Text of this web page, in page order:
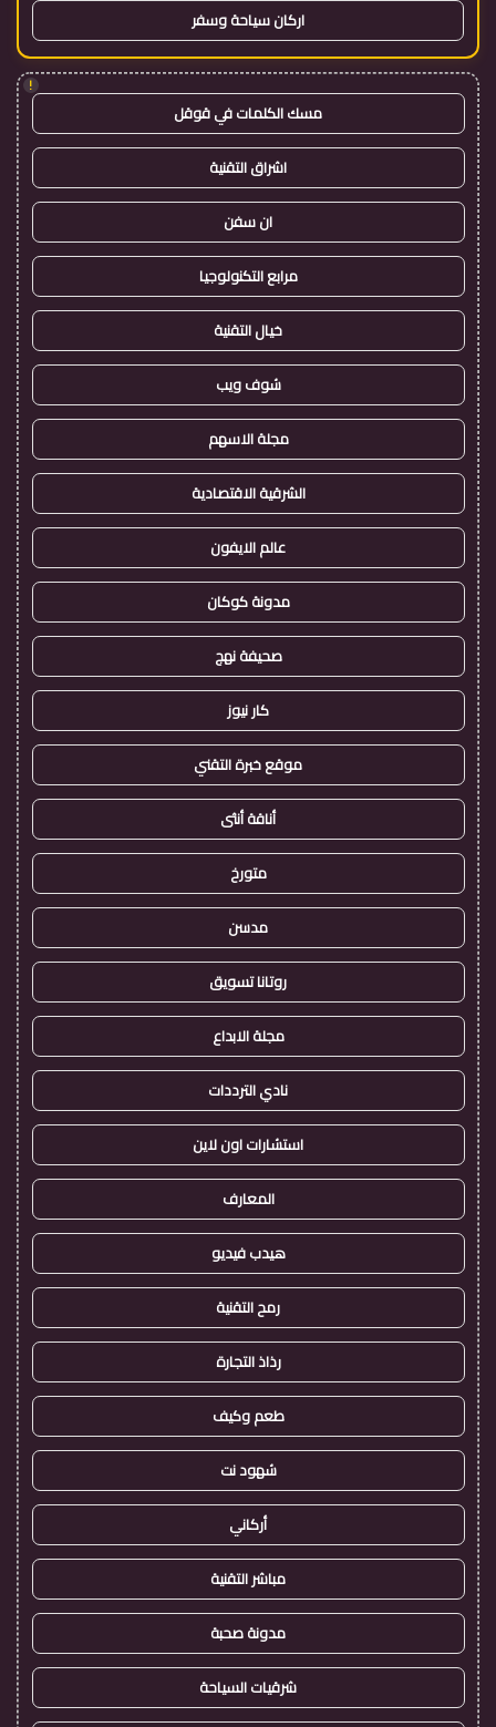
اركان سياحة وسفر
!
مسك الكلمات في قوقل
اشراق التقنية
ان سفن
مرابع التكنولوجيا
خيال التقنية
شوف ويب
مجلة الاسهم
الشرقية الاقتصادية
عالم الايفون
مدونة كوكان
صحيفة نهج
كار نيوز
موقع خبرة التقني
أناقة أنثى
متورخ
مدسن
روتانا تسويق
مجلة الابداع
نادي الترددات
استشارات اون لاين
المعارف
هيدب فيديو
رمح التقنية
رذاذ التجارة
طعم وكيف
شهود نت
أركاني
مباشر التقنية
مدونة صحبة
شرقيات السياحة